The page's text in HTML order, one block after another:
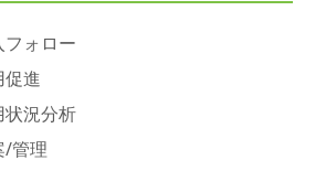
フォロー
促進
状況分析
/管理